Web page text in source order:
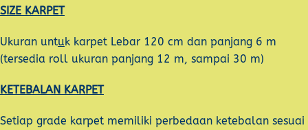
SIZE KARPET
Ukuran untuk karpet Lebar 120 cm dan panjang 6 m
(tersedia roll ukuran panjang 12 m, sampai 30 m)
KETEBALAN KARPET
Setiap grade karpet memiliki perbedaan ketebalan sesuai